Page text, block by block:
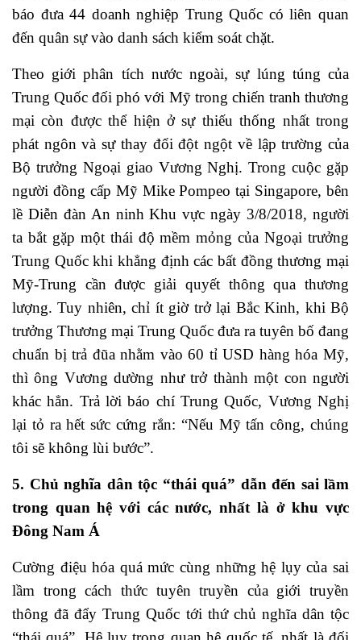
báo đưa 44 doanh nghiệp Trung Quốc có liên quan
đến quân sự vào danh sách kiểm soát chặt.
Theo giới phân tích nước ngoài, sự lúng túng của
Trung Quốc đối phó với Mỹ trong chiến tranh thương
mại còn được thể hiện ở sự thiếu thống nhất trong
phát ngôn và sự thay đổi đột ngột về lập trường của
Bộ trưởng Ngoại giao Vương Nghị. Trong cuộc gặp
người đồng cấp Mỹ Mike Pompeo tại Singapore, bên
lề Diễn đàn An ninh Khu vực ngày 3/8/2018, người
ta bắt gặp một thái độ mềm mỏng của Ngoại trưởng
Trung Quốc khi khẳng định các bất đồng thương mại
Mỹ-Trung cần được giải quyết thông qua thương
lượng. Tuy nhiên, chỉ ít giờ trở lại Bắc Kinh, khi Bộ
trưởng Thương mại Trung Quốc đưa ra tuyên bố đang
chuẩn bị trả đũa nhằm vào 60 tỉ USD hàng hóa Mỹ,
thì ông Vương dường như trở thành một con người
khác hẳn. Trả lời báo chí Trung Quốc, Vương Nghị
lại tỏ ra hết sức cứng rắn: “Nếu Mỹ tấn công, chúng
tôi sẽ không lùi bước”.
5. Chủ nghĩa dân tộc “thái quá” dẫn đến sai lầm
trong quan hệ với các nước, nhất là ở khu vực
Đông Nam Á
Cường điệu hóa quá mức cùng những hệ lụy của sai
lầm trong cách thức tuyên truyền của giới truyền
thông đã đẩy Trung Quốc tới thứ chủ nghĩa dân tộc